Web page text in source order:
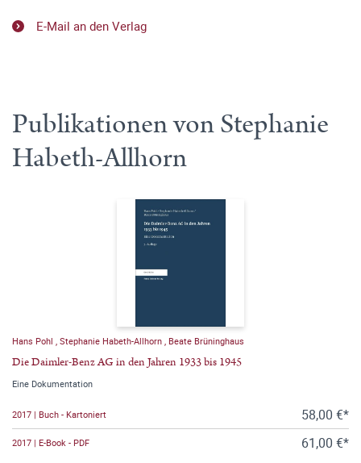
E-Mail an den Verlag
Publikationen von Stephanie
Habeth-Allhorn
Hans Pohl Stephanie Habeth-Allhorn Beate Brüninghaus
Die Daimler-Benz AG in den Jahren 1933 bis 1945
Eine Dokumentation
2017 | Buch - Kartoniert 58,00 €*
2017 | E-Book - PDF 61,00 €*